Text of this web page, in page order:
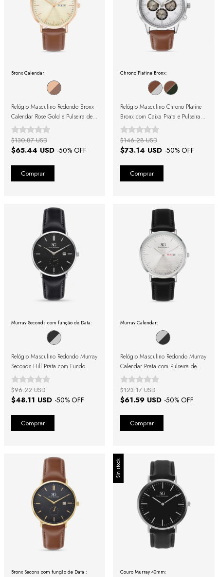
Bronx Calendar:
Relógio Masculino Redondo Bronx
Calendar Rose Gold e Pulseira de
Couro Marrom
$65.44 USD -50% OFF
$130.87 USD
Chrono Platine Bronx:
Relógio Masculino Chrono Platine
Bronx com Caixa Prata e Pulseira
Marrom
$73.14 USD -50% OFF
$146.28 USD
Murray Seconds com função de Data:
Relógio Masculino Redondo Murray
Seconds Hill Prata com Fundo
Preto e Pulseira de Couro Preta
$48.11 USD -50% OFF
$96.22 USD
Murray Calendar:
Relógio Masculino Redondo Murray
Calendar Prata com Pulseira de
Couro Preta
$61.59 USD -50% OFF
$123.17 USD
Bronx Secons com função de Data :
Sin stock
Couro Murray 40mm: